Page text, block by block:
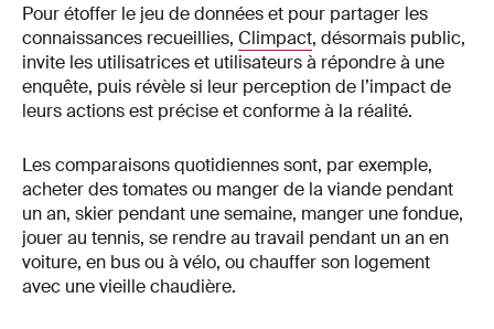
Pour étoffer le jeu de données et pour partager les
connaissances recueillies, Climpact, désormais public,
invite les utilisatrices et utilisateurs à répondre à une
enquête, puis révèle si leur perception de l’impact de
leurs actions est précise et conforme à la réalité.
Les comparaisons quotidiennes sont, par exemple,
acheter des tomates ou manger de la viande pendant
un an, skier pendant une semaine, manger une fondue,
jouer au tennis, se rendre au travail pendant un an en
voiture, en bus ou à vélo, ou chauffer son logement
avec une vieille chaudière.